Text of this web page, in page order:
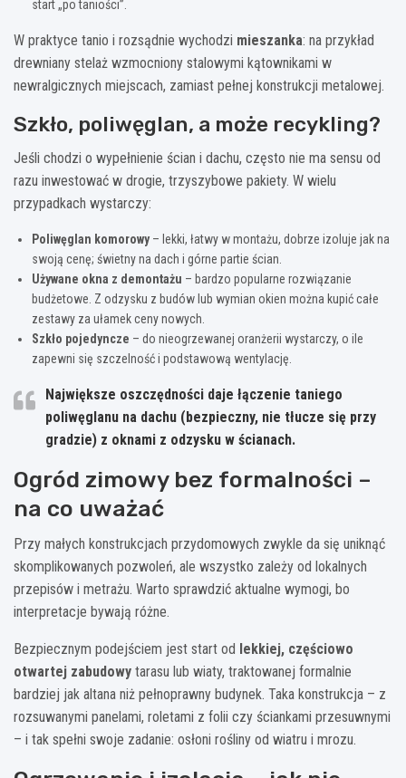
start „po taniości”.
W praktyce tanio i rozsądnie wychodzi mieszanka: na przykład
drewniany stelaż wzmocniony stalowymi kątownikami w
newralgicznych miejscach, zamiast pełnej konstrukcji metalowej.
Szkło, poliwęglan, a może recykling?
Jeśli chodzi o wypełnienie ścian i dachu, często nie ma sensu od
razu inwestować w drogie, trzyszybowe pakiety. W wielu
przypadkach wystarczy:
Poliwęglan komorowy– lekki, łatwy w montażu, dobrze izoluje jak na
swoją cenę; świetny na dach i górne partie ścian.
Używane okna z demontażu – bardzo popularne rozwiązanie
budżetowe. Z odzysku z budów lub wymian okien można kupić całe
zestawy za ułamek ceny nowych.
Szkło pojedyncze – do nieogrzewanej oranżerii wystarczy, o ile
zapewni się szczelność i podstawową wentylację.
Największe oszczędności daje łączenie taniego
poliwęglanu na dachu (bezpieczny, nie tłucze się przy
gradzie) z oknami z odzysku w ścianach.
Ogród zimowy bez formalności –
na co uważać
Przy małych konstrukcjach przydomowych zwykle da się uniknąć
skomplikowanych pozwoleń, ale wszystko zależy od lokalnych
przepisów i metrażu. Warto sprawdzić aktualne wymogi, bo
interpretacje bywają różne.
Bezpiecznym podejściem jest start od lekkiej, częściowo
otwartej zabudowy tarasu lub wiaty, traktowanej formalnie
bardziej jak altana niż pełnoprawny budynek. Taka konstrukcja – z
rozsuwanymi panelami, roletami z folii czy ściankami przesuwnymi
– i tak spełni swoje zadanie: osłoni rośliny od wiatru i mrozu.